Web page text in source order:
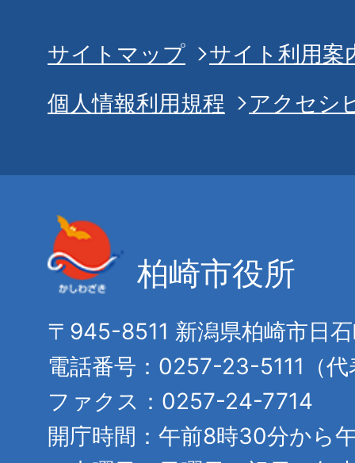
サイトマップ
サイト利用案
個人情報利用規程
アクセシ
柏崎市役所
〒945-8511 新潟県柏崎市日
電話番号：0257-23-5111（代
ファクス：0257-24-7714
開庁時間：午前8時30分から